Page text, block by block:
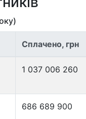
Сплачено, грн
1 037 006 260
686 689 900